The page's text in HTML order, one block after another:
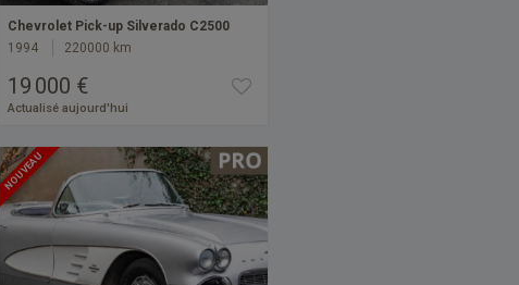
Chevrolet Pick-up Silverado C2500
1994
220000 km
19 000 €
Actualisé aujourd'hui
NOUVEAU